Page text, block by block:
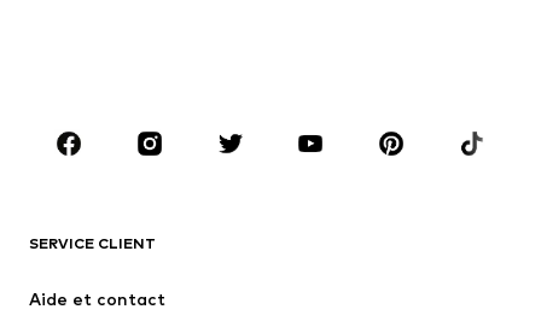
VÊTEMENTS
T-shirts et polos
Pantalons
SERVICE CLIENT
Aide et contact